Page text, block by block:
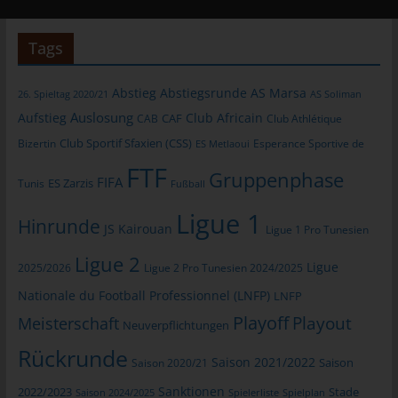
Tags
26. Spieltag 2020/21 Abstieg Abstiegsrunde AS Marsa AS Soliman
Aufstieg Auslosung CAB CAF Club Africain Club Athlétique
Bizertin Club Sportif Sfaxien (CSS) ES Metlaoui Esperance Sportive de
Tunis ES Zarzis FIFA FTF Fußball Gruppenphase
Hinrunde JS Kairouan Ligue 1 Ligue 1 Pro Tunesien
2025/2026 Ligue 2 Ligue 2 Pro Tunesien 2024/2025 Ligue
Nationale du Football Professionnel (LNFP) LNFP
Meisterschaft Neuverpflichtungen Playoff Playout
Rückrunde Saison 2020/21 Saison 2021/2022 Saison
2022/2023 Saison 2024/2025 Sanktionen Spielerliste Spielplan Stade
des Servers gespeichert. Erfasst werden können die (1)
verwendeten Browsertypen und Versionen, (2) das vom
zugreifenden System verwendete Betriebssystem, (3) die
Internetseite, von welcher ein zugreifendes System auf unsere
Internetseite gelangt (sogenannte Referrer), (4) die
Unterwebseiten, welche über ein zugreifendes System auf
unserer Internetseite angesteuert werden, (5) das Datum und
die Uhrzeit eines Zugriffs auf die Internetseite, (6) eine Internet-
Protokoll-Adresse (IP-Adresse), (7) der Internet-Service-
Daten und Informationen, die der Gefahrenabwehr im Falle von
dienen.
Bei der Nutzung dieser allgemeinen Daten und Informationen
ziehen wird keine Rückschlüsse auf die betroffene Person.
Diese Informationen werden vielmehr benötigt, um (1) die
Inhalte unserer Internetseite korrekt auszuliefern, (2) die Inhalte
optimieren, (3) die dauerhafte Funktionsfähigkeit unserer